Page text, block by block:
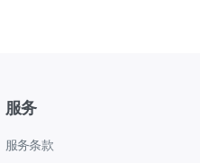
服务
服务条款